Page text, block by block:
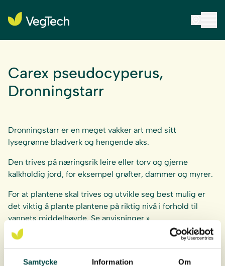
Samtycke Information Om
Carex pseudocyperus,
Dronningstarr
Dronningstarr er en meget vakker art med sitt
lysegrønne bladverk og hengende aks.
Den trives på næringsrik leire eller torv og gjerne
kalkholdig jord, for eksempel grøfter, dammer og myrer.
For at plantene skal trives og utvikle seg best mulig er
det viktig å plante plantene på riktig nivå i forhold til
vannets middelhøyde. Seanvisninger »
Anbefalt plantetetthet: